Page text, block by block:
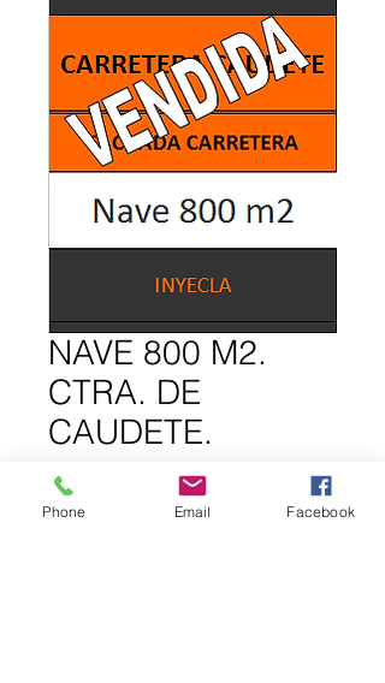
NAVE 800 M2.
CTRA. DE
CAUDETE.
Phone Email Facebook